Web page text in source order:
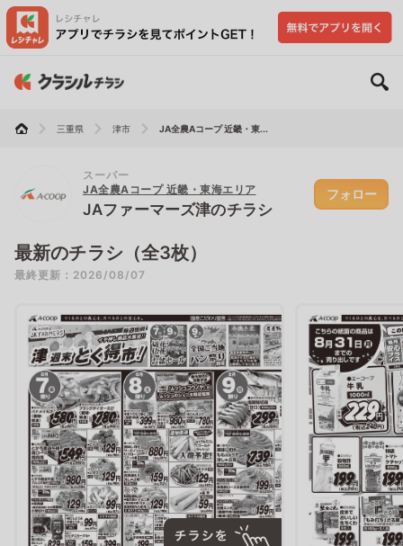
三重県 津市 JA全農Aコープ 近畿・東...
スーパー
JA全農Aコープ 近畿・東海エリア
JAファーマーズ津のチラシ
フォロー
最新のチラシ（全3枚）
最終更新：2026/08/07